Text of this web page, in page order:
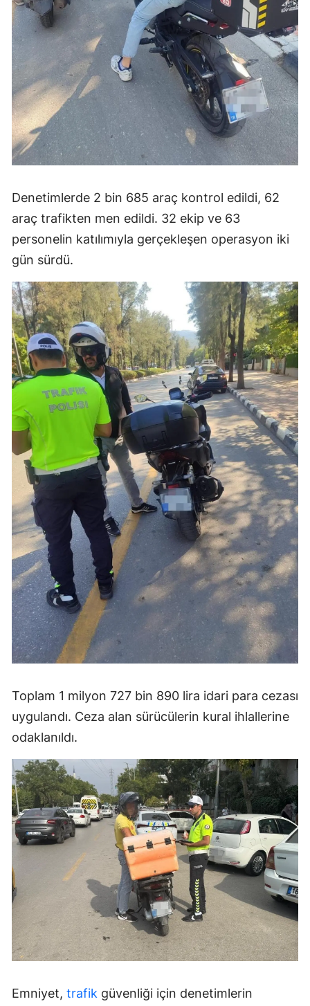
Denetimlerde 2 bin 685 araç kontrol edildi, 62
araç trafikten men edildi. 32 ekip ve 63
personelin katılımıyla gerçekleşen operasyon iki
gün sürdü.
Toplam 1 milyon 727 bin 890 lira idari para cezası
uygulandı. Ceza alan sürücülerin kural ihlallerine
odaklanıldı.
Emniyet, trafik güvenliği için denetimlerin